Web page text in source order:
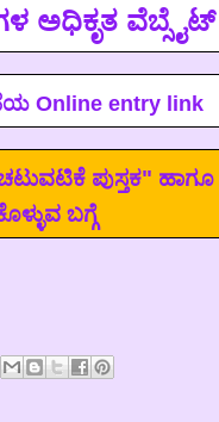
ಅಧಿಕೃತ ವೆಬ್ಸೈಟ್
Online entry link
ಪುಸ್ತಕ" ಹಾಗೂ
ಬಗ್ಗೆ